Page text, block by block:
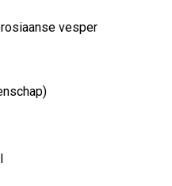
vesper